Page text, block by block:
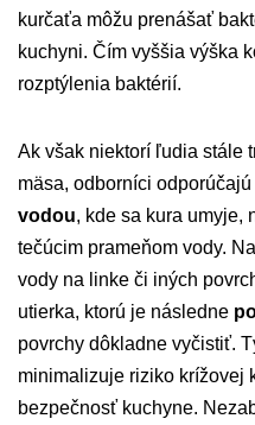
kurčaťa môžu prenášať
kuchyni. Čím vyššia výška
rozptýlenia baktérií.
Ak však niektorí ľudia stále
mäsa, odborníci
vodou, kde sa kura umyje,
tečúcim prameňom vody.
vody na linke či iných
utierka, ktorú je následne
povrchy dôkladne vyčistiť.
minimalizuje riziko krížovej
bezpečnosť kuchyne.